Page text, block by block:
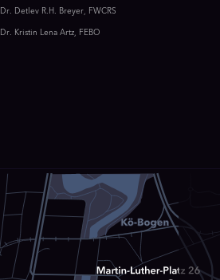
Dr. Detlev R.H. Breyer, FWCRS
Dr. Kristin Lena Artz, FEBO